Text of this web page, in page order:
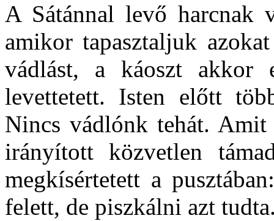
A Sátánnal levő harcnak
amikor tapasztaljuk
vádlást, a káoszt akkor
levettetett. Isten előtt
Nincs vádlónk tehát.
irányított közvetlen
megkísértetett a
felett, de piszkálni azt